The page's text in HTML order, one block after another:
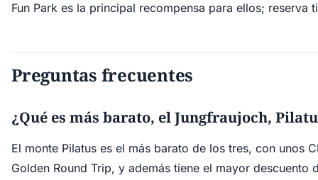
Fun Park es la principal recompensa para ellos; reserva
Preguntas frecuentes
¿Qué es más barato, el Jungfraujoch,
El monte Pilatus es el más barato de los tres, con unos
Golden Round Trip, y además tiene el mayor descuento